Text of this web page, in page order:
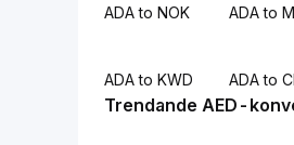
ADA to NOK ADA to
ADA to KWD ADA to
Trendande AED-